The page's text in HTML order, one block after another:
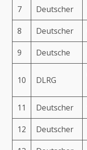
7 Deutscher
8 Deutscher
9 Deutsche
10 DLRG
11 Deutscher
12 Deutscher